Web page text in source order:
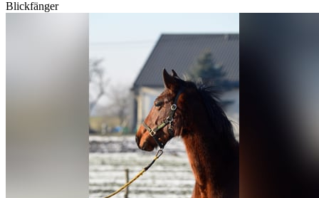
Blickfänger